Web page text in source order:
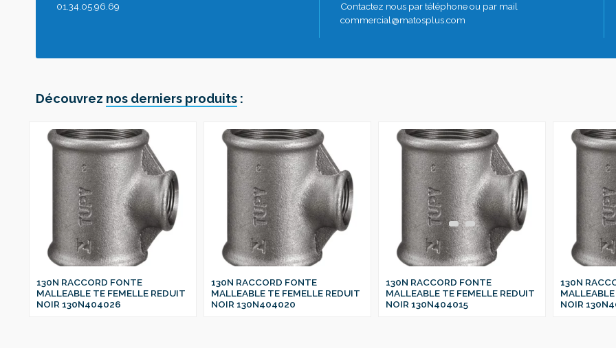
01.34.05.96.69
Contactez nous par téléphone ou par mail
commercial@matosplus.com
Découvrez nos derniers produits :
130N RACCORD FONTE
MALLEABLE TE FEMELLE REDUIT
NOIR 130N404026
130N RACCORD FONTE
MALLEABLE TE FEMELLE REDUIT
NOIR 130N404020
130N RACCORD FONTE
MALLEABLE TE FEMELLE REDUIT
NOIR 130N404015
130N
NOIR